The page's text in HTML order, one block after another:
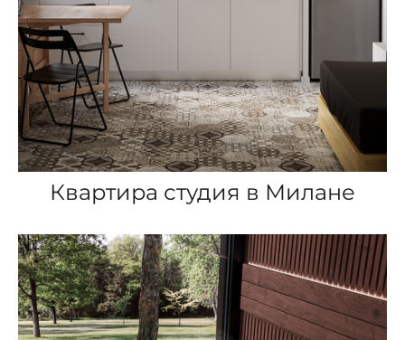
Квартира студия в Милане